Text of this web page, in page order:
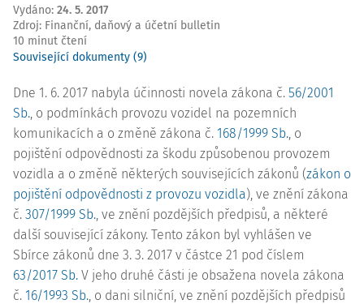
Vydáno: 24. 5. 2017
Zdroj: Finanční, daňový a účetní bulletin
10 minut čtení
Související dokumenty (9)
Dne 1. 6. 2017 nabyla účinnosti novela zákona č. 56/2001
Sb., o podmínkách provozu vozidel na pozemních
komunikacích a o změně zákona č. 168/1999 Sb., o
pojištění odpovědnosti za škodu způsobenou provozem
vozidla a o změně některých souvisejících zákonů (zákon o
pojištění odpovědnosti z provozu vozidla), ve znění zákona
č. 307/1999 Sb., ve znění pozdějších předpisů, a některé
další související zákony. Tento zákon byl vyhlášen ve
Sbírce zákonů dne 3. 3. 2017 v částce 21 pod číslem
63/2017 Sb. V jeho druhé části je obsažena novela zákona
č. 16/1993 Sb., o dani silniční, ve znění pozdějších předpisů